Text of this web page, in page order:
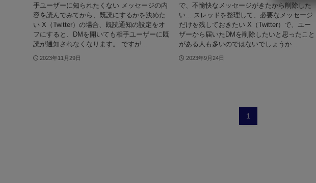
手ユーザーに知られたくない メッセージの内
容を読んでみてから、既読にするかを決めた
い X（Twitter）の場合、既読通知の設定をオ
フにすると、DMを開いても相手ユーザーに既
読が通知されなくなります。 ですが...
2023年11月29日
で、不愉快なメッセージがきたから削除した
い... スレッドを整理して、必要なメッセージ
だけを残しておきたい X（Twitter）で、ユー
ザーから届いたDMを削除したいと思ったこと
がある人も多いのではないでしょうか...
2023年9月24日
1